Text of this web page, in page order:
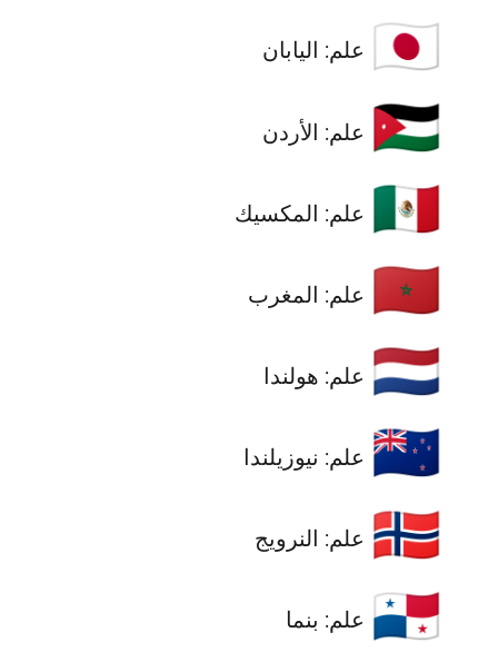
🇯🇵 علم: اليابان
🇯🇴 علم: الأردن
🇲🇽 علم: المكسيك
🇲🇦 علم: المغرب
🇳🇱 علم: هولندا
🇳🇿 علم: نيوزيلندا
🇳🇴 علم: النرويج
🇵🇦 علم: بنما